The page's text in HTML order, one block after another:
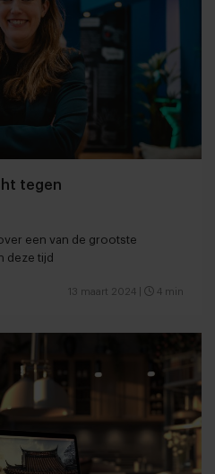
tegen
een van de grootste
deze tijd
13 maart 2024 4 min